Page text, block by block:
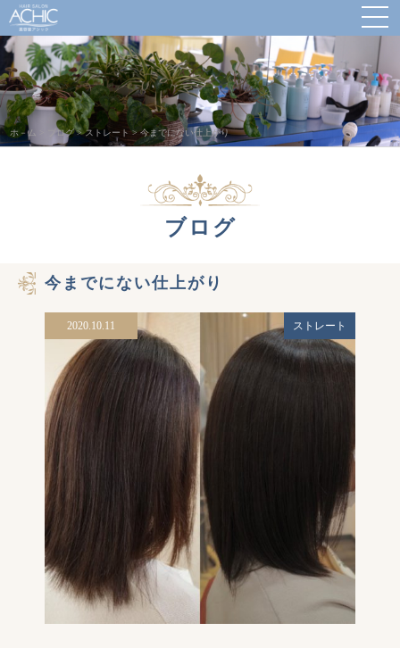
ホ－ム ブログ>ストレート >今までにない仕上がり
ブログ
今までにない仕上がり
2020.10.11 ストレート